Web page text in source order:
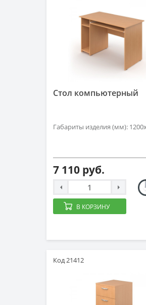
Стол компьютерный
Габариты изделия (мм):
7 110 руб.
В КОРЗИНУ
Код 21412